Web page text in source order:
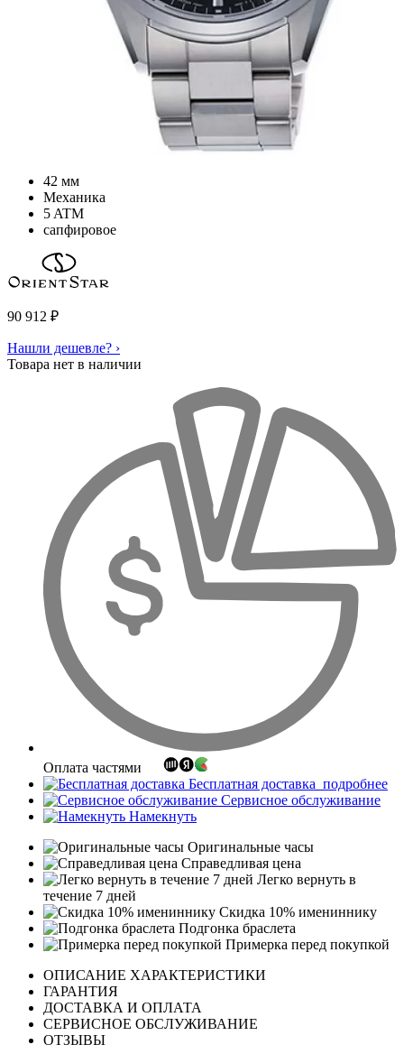
42 мм
Механика
5 ATM
сапфировое
90 912 ₽
Нашли дешевле? ›
Товара нет в наличии
Оплата частями
Бесплатная доставка подробнее
Сервисное обслуживание
Намекнуть
Оригинальные часы
Справедливая цена
Легко вернуть в
течение 7 дней
Скидка 10% имениннику
Подгонка браслета
Примерка перед покупкой
ОПИСАНИЕ ХАРАКТЕРИСТИКИ
ГАРАНТИЯ
ДОСТАВКА И ОПЛАТА
СЕРВИСНОЕ ОБСЛУЖИВАНИЕ
ОТЗЫВЫ